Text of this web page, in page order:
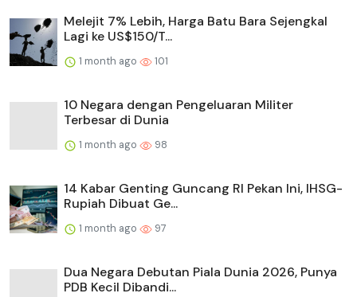
Melejit 7% Lebih, Harga Batu Bara Sejengkal
Lagi ke US$150/T...
1 month ago 101
10 Negara dengan Pengeluaran Militer
Terbesar di Dunia
1 month ago 98
14 Kabar Genting Guncang RI Pekan Ini, IHSG-
Rupiah Dibuat Ge...
1 month ago 97
Dua Negara Debutan Piala Dunia 2026, Punya
PDB Kecil Dibandi...